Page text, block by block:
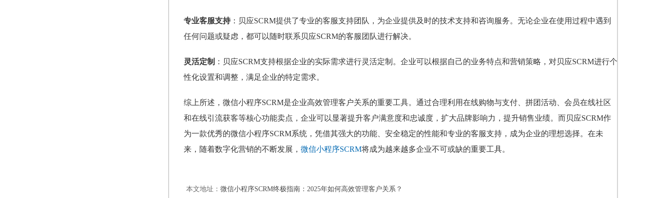
专业客服支持：贝应SCRM提供了专业的客服支持团队，为企业提供及时的技术支持和咨询服务。无论企业在使用过程中遇到
任何问题或疑虑，都可以随时联系贝应SCRM的客服团队进行解决。
灵活定制 ：贝应SCRM支持根据企业的实际需求进行灵活定制。企业可以根据自己的业务特点和营销策略，对贝应SCRM进行个
性化设置和调整，满足企业的特定需求。
综上所述，微信小程序SCRM是企业高效管理客户关系的重要工具。通过合理利用在线购物与支付、拼团活动、会员在线社区
和在线引流获客等核心功能卖点，企业可以显著提升客户满意度和忠诚度，扩大品牌影响力，提升销售业绩。而贝应SCRM作
为一款优秀的微信小程序SCRM系统，凭借其强大的功能、安全稳定的性能和专业的客服支持，成为企业的理想选择。在未
来，随着数字化营销的不断发展， 微信小程序SCRM将成为越来越多企业不可或缺的重要工具。
本文地址： 微信小程序SCRM终极指南：2025年如何高效管理客户关系？